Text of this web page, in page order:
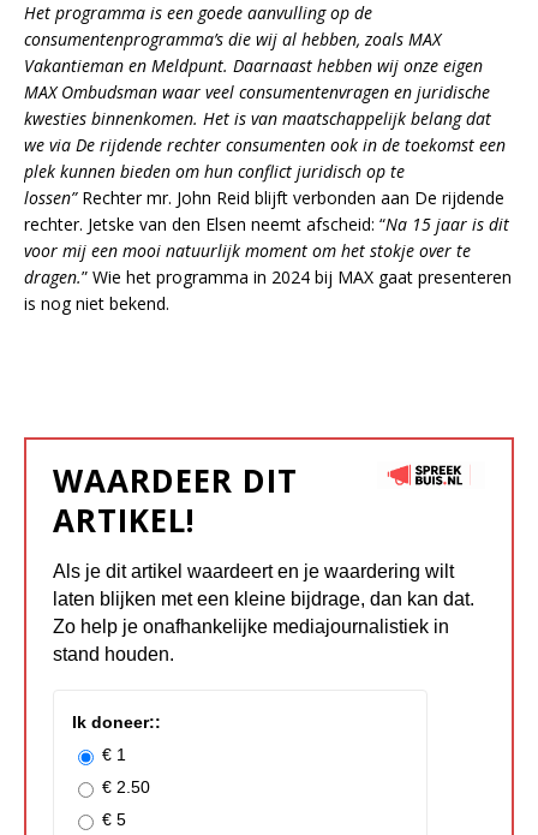
Het programma is een goede aanvulling op de
consumentenprogramma’s die wij al hebben, zoals MAX
Vakantieman en Meldpunt. Daarnaast hebben wij onze eigen
MAX Ombudsman waar veel consumentenvragen en juridische
kwesties binnenkomen. Het is van maatschappelijk belang dat
we via De rijdende rechter consumenten ook in de toekomst een
plek kunnen bieden om hun conflict juridisch op te
lossen” Rechter mr. John Reid blijft verbonden aan De rijdende
rechter. Jetske van den Elsen neemt afscheid: “Na 15 jaar is dit
voor mij een mooi natuurlijk moment om het stokje over te
dragen.” Wie het programma in 2024 bij MAX gaat presenteren
is nog niet bekend.
WAARDEER DIT
ARTIKEL!
Als je dit artikel waardeert en je waardering wilt
laten blijken met een kleine bijdrage, dan kan dat.
Zo help je onafhankelijke mediajournalistiek in
stand houden.
Ik doneer::
€ 1
€ 2.50
€ 5